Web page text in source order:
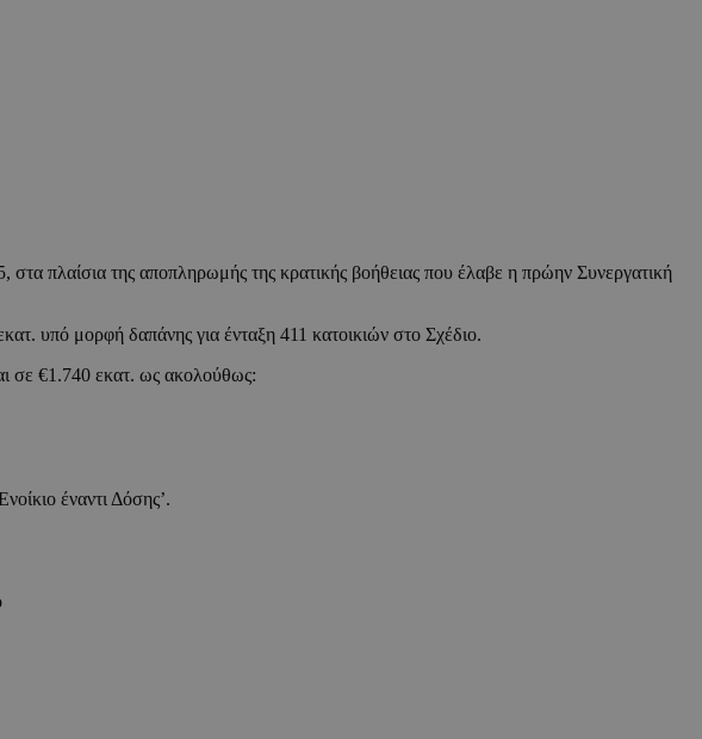
στα πλαίσια της αποπληρωμής της κρατικής βοήθειας που έλαβε η πρώην Συνεργατική
υπό μορφή δαπάνης για ένταξη 411 κατοικιών στο Σχέδιο.
σε €1.740 εκατ. ως ακολούθως:
έναντι Δόσης’.